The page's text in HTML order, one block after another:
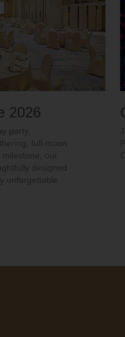
2026
party,
full-moon
our
designed
unforgettable